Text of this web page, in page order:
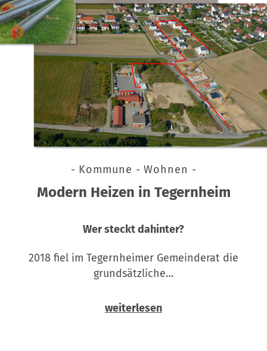
- Kommune - Wohnen -
Modern Heizen in Tegernheim
Wer steckt dahinter?
2018 fiel im Tegernheimer Gemeinderat die
grundsätzliche…
weiterlesen